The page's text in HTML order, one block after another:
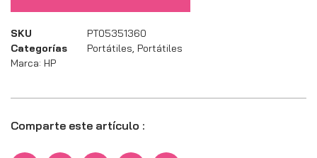
SKU
PT05351360
Categorías
Portátiles Portátiles
Marca: HP
Comparte este artículo :